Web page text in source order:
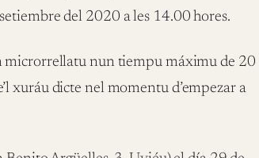
del 2020 a les 14.00 hores.
microrrellatu nun tiempu máximu de 20
xuráu dicte nel momentu d’empezar a